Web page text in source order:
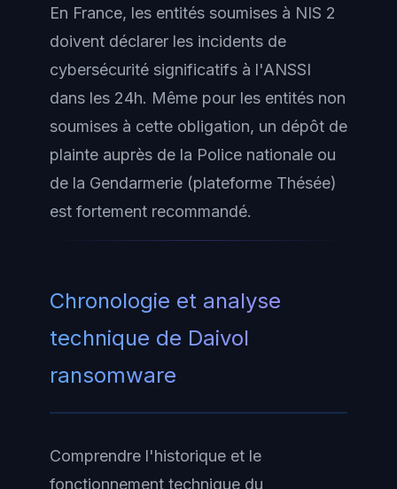
En France, les entités soumises à NIS 2
doivent déclarer les incidents de
cybersécurité significatifs à l'ANSSI
dans les 24h. Même pour les entités non
soumises à cette obligation, un dépôt de
plainte auprès de la Police nationale ou
de la Gendarmerie (plateforme Thésée)
est fortement recommandé.
Chronologie et analyse
technique de Daivol
ransomware
Comprendre l'historique et le
fonctionnement technique du